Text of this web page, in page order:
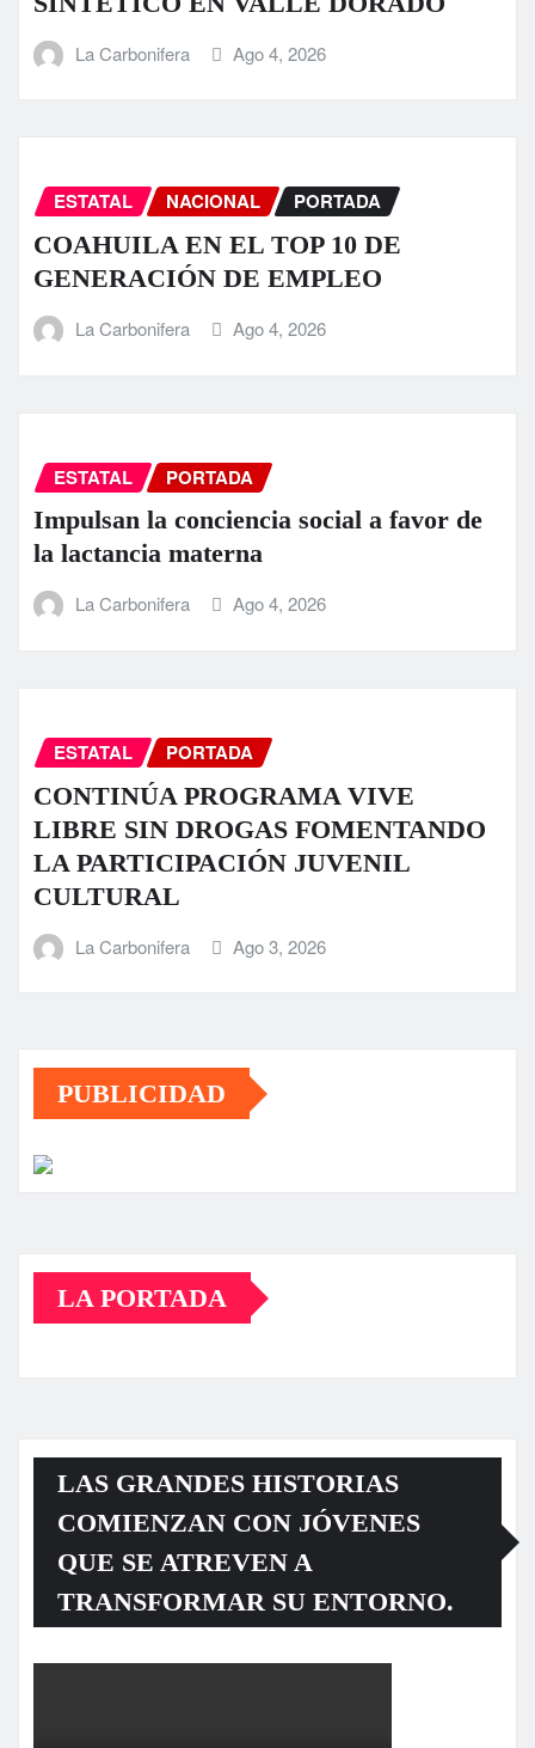
La Carbonifera Ago 4, 2026
ESTATAL NACIONAL PORTADA
COAHUILA EN EL TOP 10 DE
GENERACIÓN DE EMPLEO
La Carbonifera Ago 4, 2026
ESTATAL PORTADA
Impulsan la conciencia social a favor de
la lactancia materna
La Carbonifera Ago 4, 2026
ESTATAL PORTADA
CONTINÚA PROGRAMA VIVE
LIBRE SIN DROGAS FOMENTANDO
LA PARTICIPACIÓN JUVENIL
CULTURAL
La Carbonifera Ago 3, 2026
PUBLICIDAD
LA PORTADA
LAS GRANDES HISTORIAS
COMIENZAN CON JÓVENES
QUE SE ATREVEN A
TRANSFORMAR SU ENTORNO.